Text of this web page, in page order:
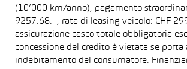
(10’000 km/anno), pagamento
9257.68.–, rata di leasing veicolo: CHF
assicurazione casco totale obbligatoria
concessione del credito è vietata se porta
indebitamento del consumatore.